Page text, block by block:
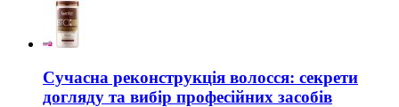
Сучасна реконструкція волосся: секрети
догляду та вибір професійних засобів